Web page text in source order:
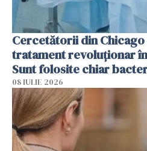
Cercetătorii din
tratament revoluționar
Sunt folosite chiar
08 IULIE 2026